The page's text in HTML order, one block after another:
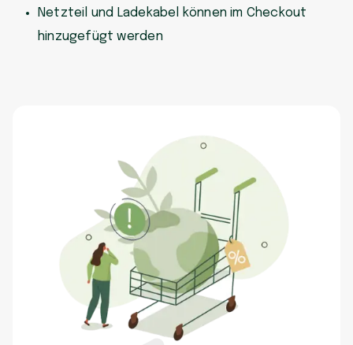
Netzteil und Ladekabel können im Checkout
hinzugefügt werden